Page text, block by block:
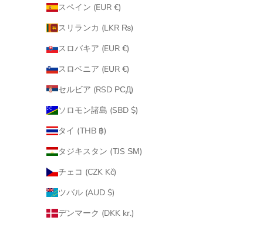
スペイン (EUR €)
スリランカ (LKR ₨)
スロバキア (EUR €)
スロベニア (EUR €)
セルビア (RSD РСД)
ソロモン諸島 (SBD $)
タイ (THB ฿)
タジキスタン (TJS ЅМ)
チェコ (CZK Kč)
ツバル (AUD $)
デンマーク (DKK kr.)